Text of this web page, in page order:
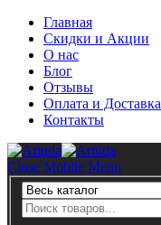
Главная
Скидки и Акции
О нас
Блог
Отзывы
Оплата и Доставка
Контакты
Artuda
Close Mobile Menu
Search